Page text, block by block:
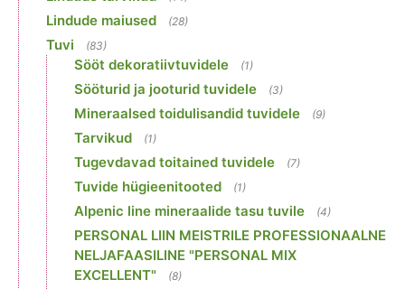
Lindude maiused (28)
Tuvi (83)
Sööt dekoratiivtuvidele (1)
Sööturid ja jooturid tuvidele (3)
Mineraalsed toidulisandid tuvidele (9)
Tarvikud (1)
Tugevdavad toitained tuvidele (7)
Tuvide hügieenitooted (1)
Alpenic line mineraalide tasu tuvile (4)
PERSONAL LIIN MEISTRILE PROFESSIONAALNE
NELJAFAASILINE "PERSONAL MIX
EXCELLENT"
(8)